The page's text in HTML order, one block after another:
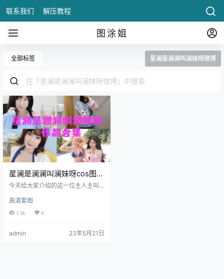
联系我们 解压教程
图涂姐
全部标签 星澜是澜澜叫澜妹呀微博
星澜是澜澜叫澜妹呀cos图片
合集
今天给大家介绍的这一位主人主叫
时尚博主，出生日期是2000年10月
份出生的，是一名00后博主，星座
心爱的东西。经常.
高清套图
1.3k 0
admin 23年5月21日